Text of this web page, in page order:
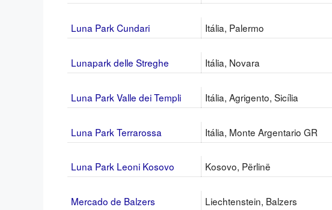
Luna Park Cundari Itália, Palermo
Lunapark delle Streghe Itália, Novara
Luna Park Valle dei Templi Itália, Agrigento, Sicília
Luna Park Terrarossa Itália, Monte Argentario GR
Luna Park Leoni Kosovo Kosovo, Përlinë
Mercado de Balzers Liechtenstein, Balzers